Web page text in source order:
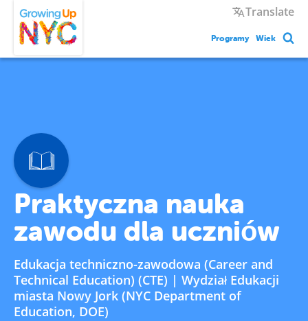
Skip
main
content
Translate
Programy Wiek
Praktyczna nauka
zawodu dla uczniów
Edukacja techniczno-zawodowa (Career and
Technical Education) (CTE) | Wydział Edukacji
miasta Nowy Jork (NYC Department of
Education, DOE)